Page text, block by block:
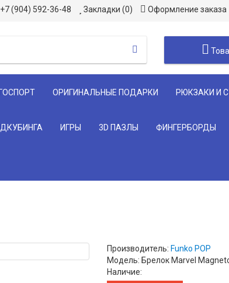
+7 (904) 592-36-48 Закладки (0) Оформление заказа
ОРИГИНАЛЬНЫЕ ПОДАРКИ РЮКЗАКИ И
ИГРЫ 3D ПАЗЛЫ ФИНГЕРБОРДЫ
Производитель: Funko POP
Модель: Брелок Marvel
Наличие: